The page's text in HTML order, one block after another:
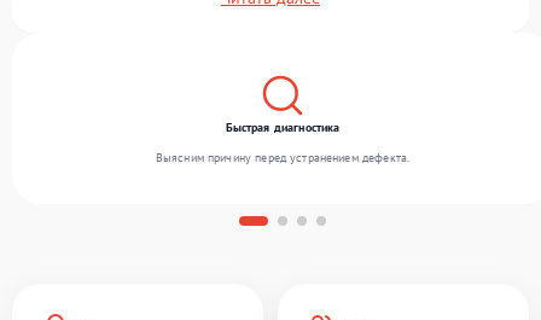
различного уровня сложности и предлагаем стабильный уровень сервиса благодаря
Быстрая диагностика
Выясним причину перед устранением дефекта.